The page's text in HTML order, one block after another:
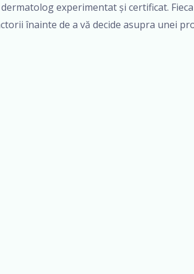
experimentat și certificat.
înainte de a vă decide asupra unei